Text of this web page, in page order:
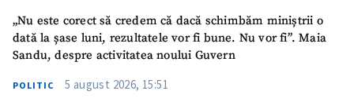
„Nu este corect să credem că dacă schimbăm miniștrii o
dată la șase luni, rezultatele vor fi bune. Nu vor fi”. Maia
Sandu, despre activitatea noului Guvern
POLITIC 5 august 2026, 15:51